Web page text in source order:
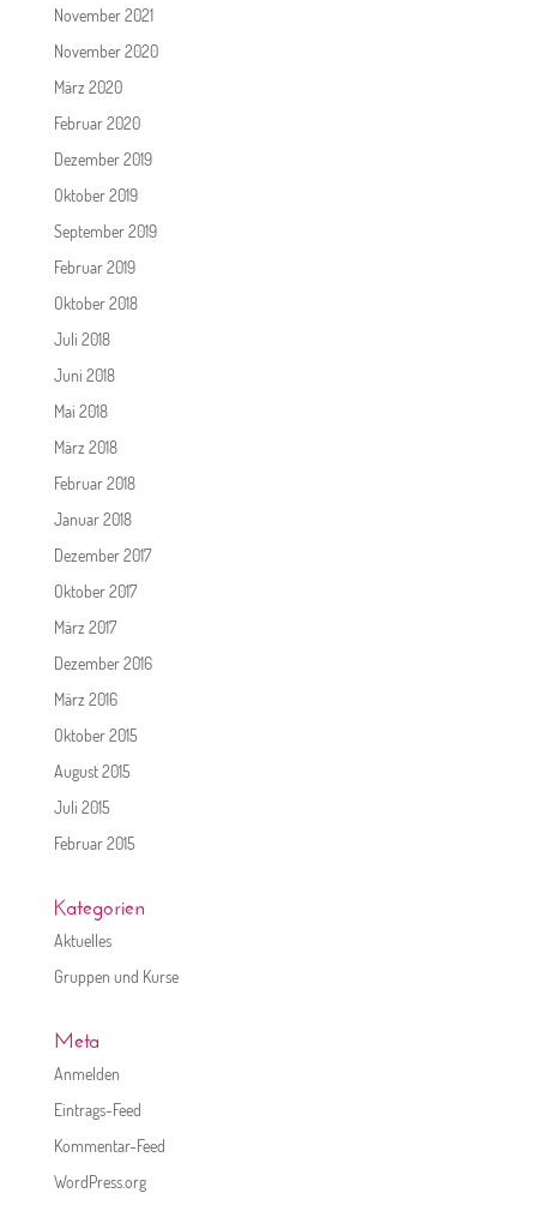
November 2021
November 2020
März 2020
Februar 2020
Dezember 2019
Oktober 2019
September 2019
Februar 2019
Oktober 2018
Juli 2018
Juni 2018
Mai 2018
März 2018
Februar 2018
Januar 2018
Dezember 2017
Oktober 2017
März 2017
Dezember 2016
März 2016
Oktober 2015
August 2015
Juli 2015
Februar 2015
Kategorien
Aktuelles
Gruppen und Kurse
Meta
Anmelden
Eintrags-Feed
Kommentar-Feed
WordPress.org